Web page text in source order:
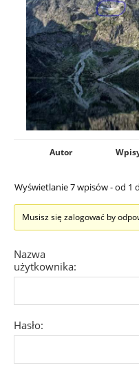
Autor
Wyświetlanie 7 wpisów - od 1
Musisz się zalogować by
Nazwa
użytkownika:
Hasło: